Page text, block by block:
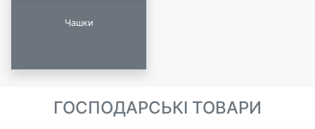
Чашки
ГОСПОДАРСЬКІ ТОВАРИ